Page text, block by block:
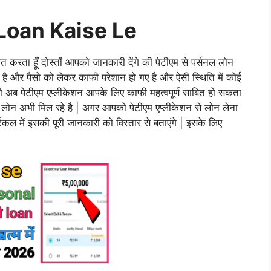
Kaise Le
हूँ दोस्तों आपको जानकारी देंगे की पेटीएम से पर्सनल लोन
पैसो को लेकर काफी परेशान हो गए है और ऐसी स्थिति में कोई
पेटीएम एप्लीकेशन आपके लिए काफी महत्वपूर्ण साबित हो सकता
अभी मिल रहे है | अगर आपको पेटीएम एप्लीकेशन से लोन लेना
इसकी पूरी जानकारी को विस्तार से बताएंगे | इसके लिए